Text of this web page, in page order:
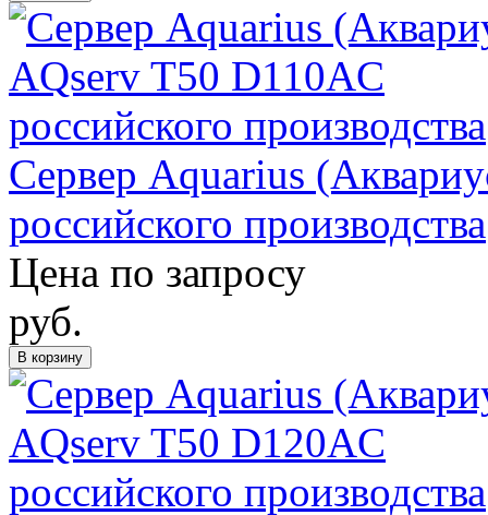
Сервер Aquarius
российского производства
Цена по запросу
руб.
В корзину